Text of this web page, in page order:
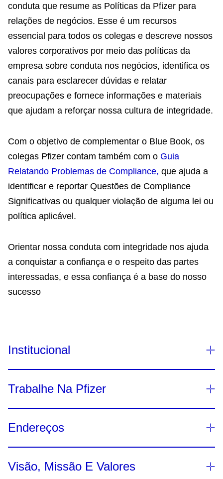
conduta que resume as Políticas da Pfizer para
relações de negócios. Esse é um recursos
essencial para todos os colegas e descreve nossos
valores corporativos por meio das políticas da
empresa sobre conduta nos negócios, identifica os
canais para esclarecer dúvidas e relatar
preocupações e fornece informações e materiais
que ajudam a reforçar nossa cultura de integridade.
Com o objetivo de complementar o Blue Book, os
colegas Pfizer contam também com o Guia
Relatando Problemas de Compliance, que ajuda a
identificar e reportar Questões de Compliance
Significativas ou qualquer violação de alguma lei ou
política aplicável.
Orientar nossa conduta com integridade nos ajuda
a conquistar a confiança e o respeito das partes
interessadas, e essa confiança é a base do nosso
sucesso
Institucional
Trabalhe Na Pfizer
Endereços
Visão, Missão E Valores